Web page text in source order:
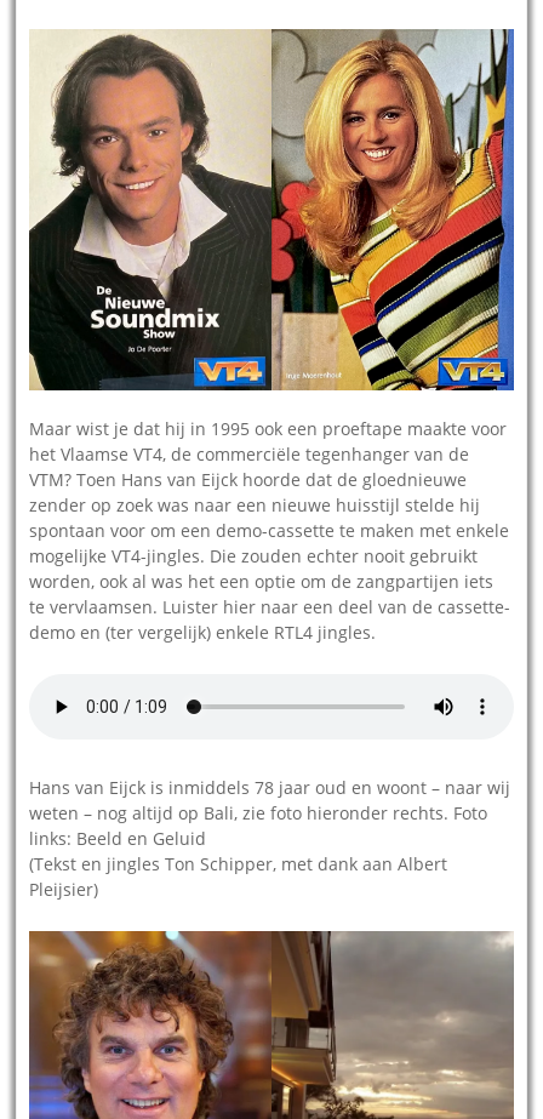
Maar wist je dat hij in 1995 ook een proeftape maakte voor
het Vlaamse VT4, de commerciële tegenhanger van de
VTM? Toen Hans van Eijck hoorde dat de gloednieuwe
zender op zoek was naar een nieuwe huisstijl stelde hij
spontaan voor om een demo-cassette te maken met enkele
mogelijke VT4-jingles. Die zouden echter nooit gebruikt
worden, ook al was het een optie om de zangpartijen iets
te vervlaamsen. Luister hier naar een deel van de cassette-
demo en (ter vergelijk) enkele RTL4 jingles.
Hans van Eijck is inmiddels 78 jaar oud en woont – naar wij
weten – nog altijd op Bali, zie foto hieronder rechts. Foto
links: Beeld en Geluid
(Tekst en jingles Ton Schipper, met dank aan Albert
Pleijsier)